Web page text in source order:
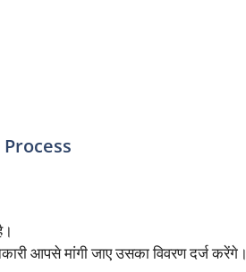
आपसे मांगी जाए उसका विवरण दर्ज करेंगे।